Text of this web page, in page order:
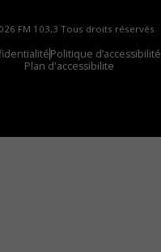
FM 103,3 Tous droits réservés.
Politique d’accessibilité
Plan d'accessibilite